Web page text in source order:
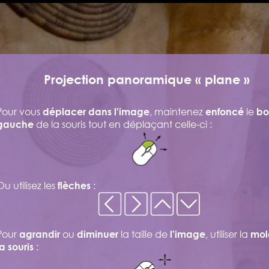
Projection panoramique « plane »
vous déplacer dans l'image, maintenez enfoncé le
de la souris tout en déplaçant celle-ci :
utilisez les flèches :
agrandir ou diminuer la taille de l'image, utiliser la
souris :